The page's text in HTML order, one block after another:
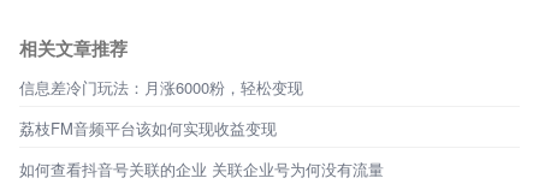
相关文章推荐
信息差冷门玩法：月涨6000粉，轻松变现
荔枝FM音频平台该如何实现收益变现
如何查看抖音号关联的企业 关联企业号为何没有流量